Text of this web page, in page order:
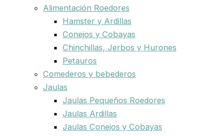
Alimentación Roedores
Hamster y Ardillas
Conejos y Cobayas
Chinchillas, Jerbos y Hurones
Petauros
Comederos y bebederos
Jaulas
Jaulas Pequeños Roedores
Jaulas Ardillas
Jaulas Conejos y Cobayas